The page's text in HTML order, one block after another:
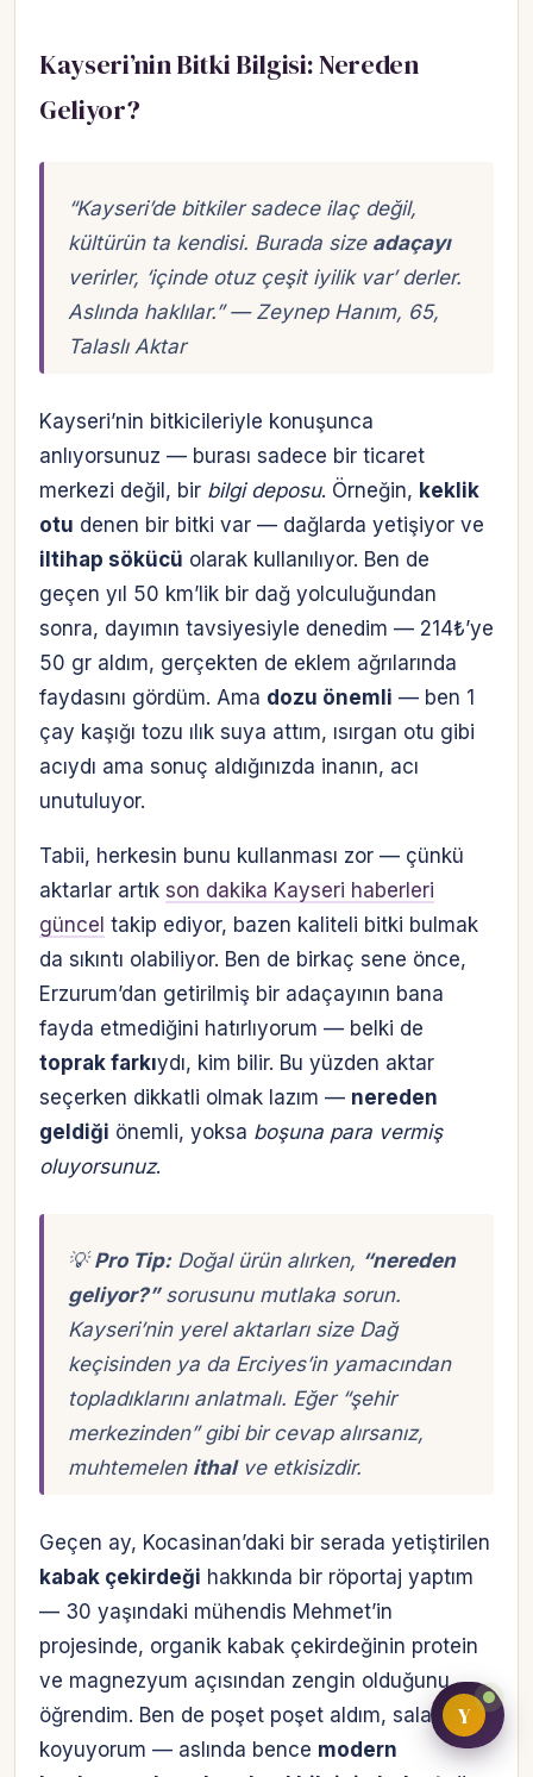
Hesabına giriş yap
Bireysel müşteri hesabı
Üretici / çiftçi paneli
Kayseri’nin Bitki Bilgisi: Nereden
Geliyor?
“Kayseri’de bitkiler sadece ilaç değil,
kültürün ta kendisi. Burada size adaçayı
verirler, ‘içinde otuz çeşit iyilik var’ derler.
Aslında haklılar.” — Zeynep Hanım, 65,
Talaslı Aktar
Kayseri’nin bitkicileriyle konuşunca
anlıyorsunuz — burası sadece bir ticaret
merkezi değil, bir bilgi deposu. Örneğin, keklik
otu denen bir bitki var — dağlarda yetişiyor ve
iltihap sökücü olarak kullanılıyor. Ben de
geçen yıl 50 km’lik bir dağ yolculuğundan
sonra, dayımın tavsiyesiyle denedim — 214₺’ye
50 gr aldım, gerçekten de eklem ağrılarında
faydasını gördüm. Ama dozu önemli — ben 1
çay kaşığı tozu ılık suya attım, ısırgan otu gibi
acıydı ama sonuç aldığınızda inanın, acı
unutuluyor.
Tabii, herkesin bunu kullanması zor — çünkü
aktarlar artık son dakika Kayseri haberleri
güncel takip ediyor, bazen kaliteli bitki bulmak
da sıkıntı olabiliyor. Ben de birkaç sene önce,
Erzurum’dan getirilmiş bir adaçayının bana
fayda etmediğini hatırlıyorum — belki de
toprak farkıydı, kim bilir. Bu yüzden aktar
seçerken dikkatli olmak lazım — nereden
geldiği önemli, yoksa boşuna para vermiş
oluyorsunuz.
💡Pro Tip: Doğal ürün alırken, “nereden
geliyor?”sorusunu mutlaka sorun.
Kayseri’nin yerel aktarları size Dağ
keçisinden ya da Erciyes’in yamacından
topladıklarını anlatmalı. Eğer “şehir
merkezinden” gibi bir cevap alırsanız,
muhtemelen ithalve etkisizdir.
Geçen ay, Kocasinan’daki bir serada yetiştirilen
kabak çekirdeği hakkında bir röportaj yaptım
— 30 yaşındaki mühendis Mehmet’in
projesinde, organik kabak çekirdeğinin protein
ve magnezyum açısından zengin olduğunu
öğrendim. Ben de poşet poşet aldım, salatalara
koyuyorum — aslında bence modern
Y